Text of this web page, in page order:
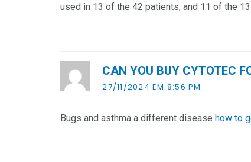
used in 13 of the 42 patients, and 11 of the
CAN YOU BUY CYTOTEC
27/11/2024 EM 8:56 PM
Bugs and asthma a different disease how to